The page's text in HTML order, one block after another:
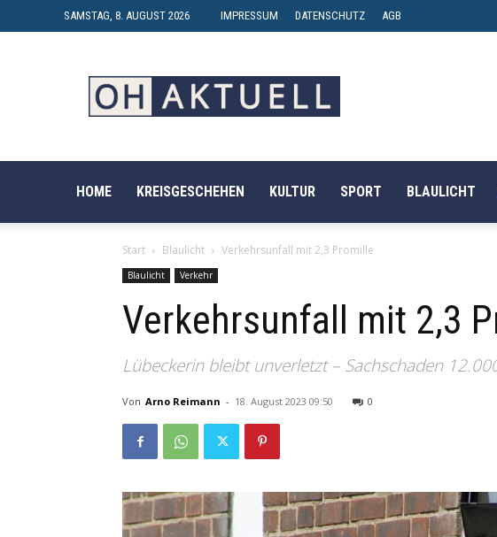
SAMSTAG, 8. AUGUST 2026 IMPRESSUM DATENSCHUTZ AGB
AKTUELL
HOME KREISGESCHEHEN KULTUR SPORT BLAULICHT
Start Blaulicht Verkehrsunfall mit 2,3 Promille
Blaulicht Verkehr
Verkehrsunfall mit 2,3
Lübeckerin bleibt unverletzt – Sachschaden
Von Arno Reimann - 18. August 2023 09:50 0